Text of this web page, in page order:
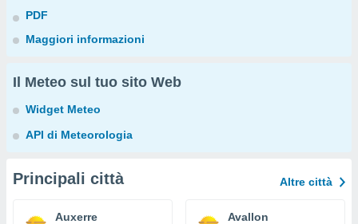
PDF
Maggiori informazioni
Il Meteo sul tuo sito Web
Widget Meteo
API di Meteorologia
Principali città Altre città
Auxerre Avallon